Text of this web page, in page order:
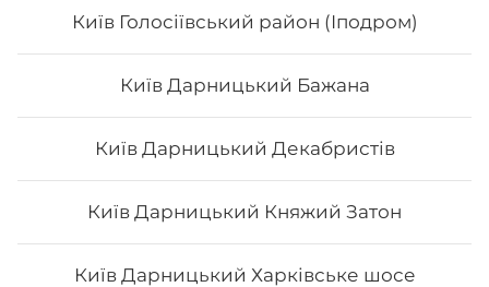
Київ Голосіївський район (Іподром)
Київ Дарницький Бажана
Київ Дарницький Декабристів
Київ Дарницький Княжий Затон
Київ Дарницький Харківське шосе
Хочу